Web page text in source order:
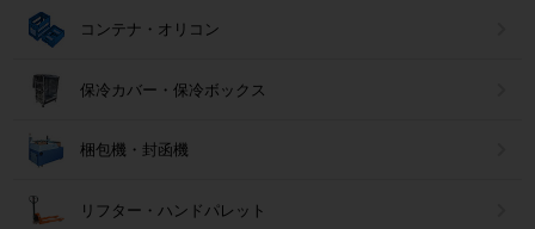
コンテナ・オリコン
保冷カバー・保冷ボックス
梱包機・封函機
リフター・ハンドパレット